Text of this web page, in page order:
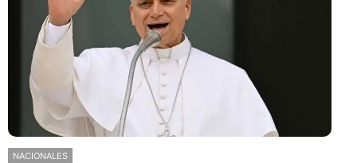
NACIONALES